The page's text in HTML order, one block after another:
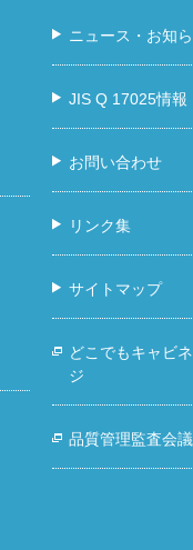
ニュース・お知
JIS Q 17025情報
お問い合わせ
リンク集
サイトマップ
どこでもキャビ
ジ
品質管理監査会議